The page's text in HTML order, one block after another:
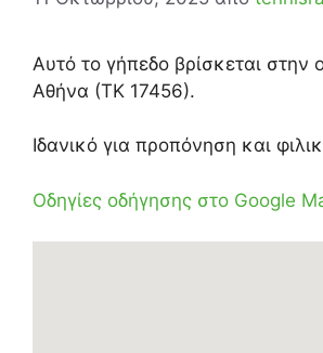
Αυτό το γήπεδο βρίσκεται
Αθήνα (ΤΚ 17456).
Ιδανικό για προπόνηση και
Οδηγίες οδήγησης στο Google